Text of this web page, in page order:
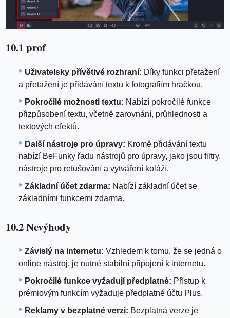
10.1 prof
Uživatelsky přívětivé rozhraní: Díky funkci přetažení
a přetažení je přidávání textu k fotografiím hračkou.
Pokročilé možnosti textu: Nabízí pokročilé funkce
přizpůsobení textu, včetně zarovnání, průhlednosti a
textových efektů.
Další nástroje pro úpravy: Kromě přidávání textu
nabízí BeFunky řadu nástrojů pro úpravy, jako jsou filtry,
nástroje pro retušování a vytváření koláží.
Základní účet zdarma: Nabízí základní účet se
základními funkcemi zdarma.
10.2 Nevýhody
Závislý na internetu: Vzhledem k tomu, že se jedná o
online nástroj, je nutné stabilní připojení k internetu.
Pokročilé funkce vyžadují předplatné: Přístup k
prémiovým funkcím vyžaduje předplatné účtu Plus.
Reklamy v bezplatné verzi: Bezplatná verze je